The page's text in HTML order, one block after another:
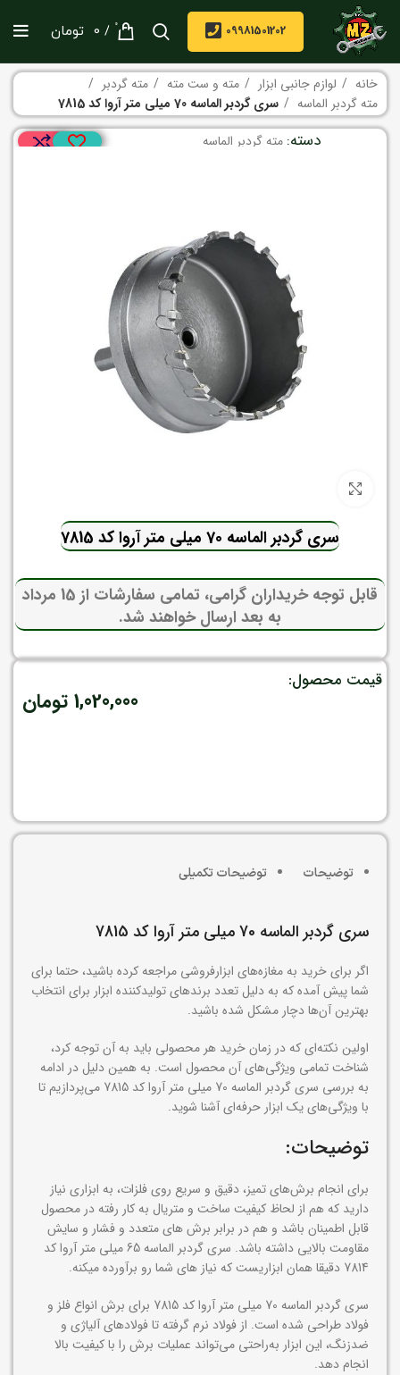
09981501202
0
/
0 تومان
خانه لوازم جانبی ابزار مته و ست مته
مته گردبر
مته گردبر الماسه
سری گردبر الماسه 70 میلی متر آروا کد 7815
دسته: مته گردبر الماسه
سری گردبر الماسه 70 میلی متر آروا کد 7815
قابل توجه خریداران گرامی، تمامی سفارشات از 15 مرداد
به بعد ارسال خواهند شد.
قیمت محصول:
1,020,000 تومان
توضیحات توضیحات تکمیلی
سری گردبر الماسه 70 میلی متر آروا کد 7815
اگر برای خرید به مغازه‌های ابزارفروشی مراجعه کرده باشید، حتما برای
شما پیش آمده که به دلیل تعدد برندهای تولیدکننده ابزار برای انتخاب
بهترین آن‌ها دچار مشکل شده باشید.
اولین نکته‌ای که در زمان خرید هر محصولی باید به آن توجه کرد،
شناخت تمامی ویژگی‌های آن محصول است. به همین دلیل در ادامه
به بررسی سری گردبر الماسه 70 میلی متر آروا کد 7815 می‌پردازیم تا
با ویژگی‌های یک ابزار حرفه‌ای آشنا شوید.
توضیحات:
برای انجام برش‌های تمیز، دقیق و سریع روی فلزات، به ابزاری نیاز
دارید که هم از لحاظ کیفیت ساخت و متریال به کار رفته در محصول
قابل اطمینان باشد و هم در برابر برش های متعدد و فشار و سایش
مقاومت بالایی داشته باشد. سری گردبر الماسه 65 میلی متر آروا کد
7814 دقیقا همان ابزاریست که نیاز های شما رو برآورده میکنه.
سری گردبر الماسه 70 میلی متر آروا کد 7815 برای برش انواع فلز و
فولاد طراحی شده است. از فولاد نرم گرفته تا فولادهای آلیاژی و
ضدزنگ، این ابزار به‌راحتی می‌تواند عملیات برش را با کیفیت بالا
انجام دهد.